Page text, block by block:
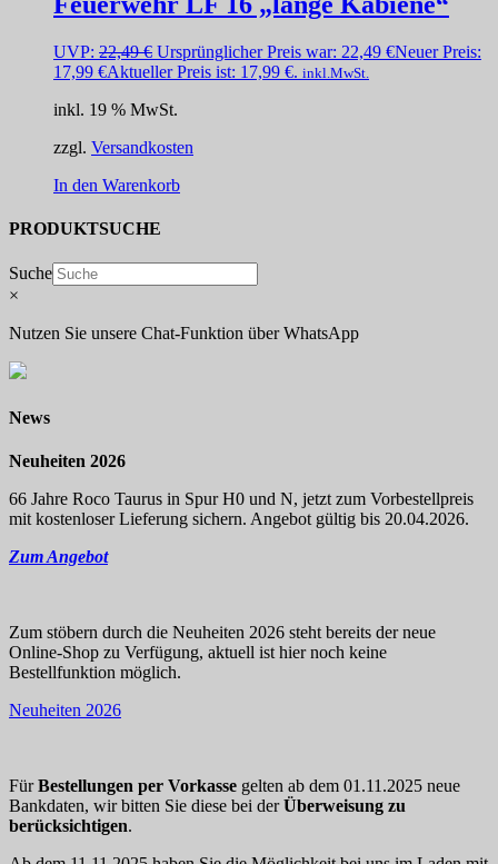
UVP: 22,49€ Ursprünglicher Preis war: 22,49 €Neuer Preis:
17,99 €Aktueller Preis ist: 17,99 €. inkl.MwSt.
inkl. 19 % MwSt.
zzgl. Versandkosten
In den Warenkorb
PRODUKTSUCHE
Suche
×
Nutzen Sie unsere Chat-Funktion über WhatsApp
News
Neuheiten 2026
66 Jahre Roco Taurus in Spur H0 und N, jetzt zum Vorbestellpreis
mit kostenloser Lieferung sichern. Angebot gültig bis 20.04.2026.
Zum Angebot
Zum stöbern durch die Neuheiten 2026 steht bereits der neue
Online-Shop zu Verfügung, aktuell ist hier noch keine
Bestellfunktion möglich.
Neuheiten 2026
FürBestellungen per Vorkasse gelten ab dem 01.11.2025 neue
Bankdaten, wir bitten Sie diese bei derÜberweisung zu
berücksichtigen.